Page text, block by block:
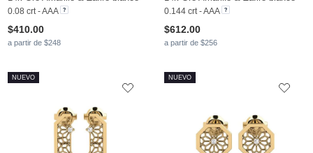
0.08 crt - AAA
$410.00
a partir de $248
0.144 crt - AAA
$612.00
a partir de $256
NUEVO NUEVO